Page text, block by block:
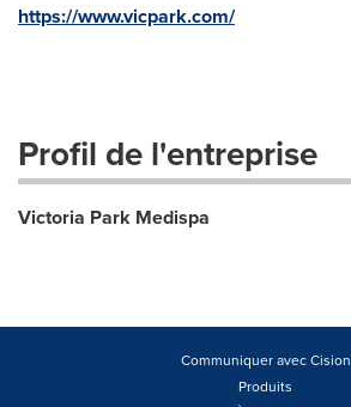
https://www.vicpark.com/
Profil de l'entreprise
Victoria Park Medispa
Communiquer avec Cision
Produits